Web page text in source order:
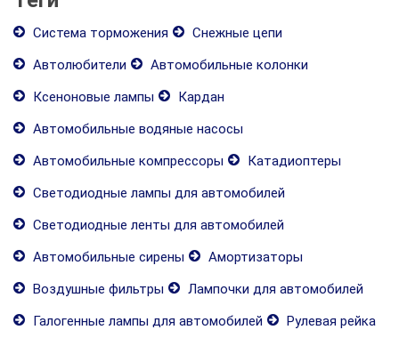
Система торможения
Снежные цепи
Автолюбители
Автомобильные колонки
Ксеноновые лампы
Кардан
Автомобильные водяные насосы
Автомобильные компрессоры
Катадиоптеры
Светодиодные лампы для автомобилей
Светодиодные ленты для автомобилей
Автомобильные сирены
Амортизаторы
Воздушные фильтры
Лампочки для автомобилей
Галогенные лампы для автомобилей
Рулевая рейка